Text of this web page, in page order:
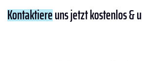
Kontaktiereuns jetzt kostenlos &